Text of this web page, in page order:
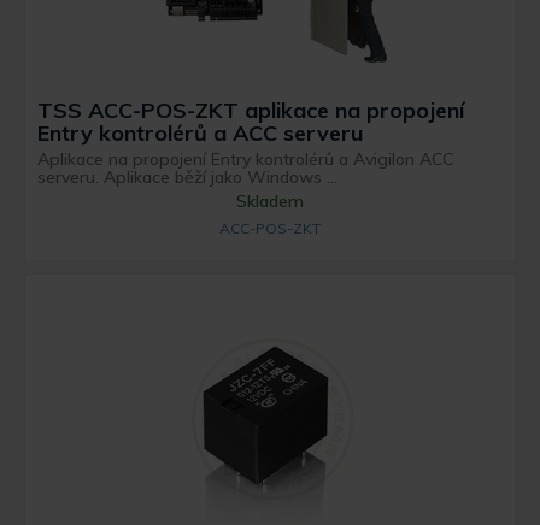
TSS ACC-POS-ZKT aplikace na propojení
Entry kontrolérů a ACC serveru
Aplikace na propojení Entry kontrolérů a Avigilon ACC
serveru. Aplikace běží jako Windows ...
Skladem
ACC-POS-ZKT